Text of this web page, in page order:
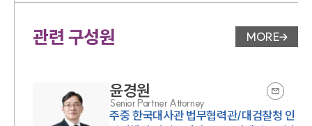
관련 구성원 변호사 페
MORE
윤경원
Senior Partner Attorney
주중 한국대사관 법무협력관/대검찰청 인